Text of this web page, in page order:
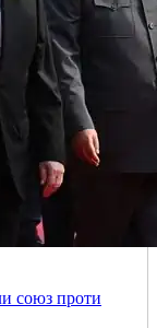
союз проти